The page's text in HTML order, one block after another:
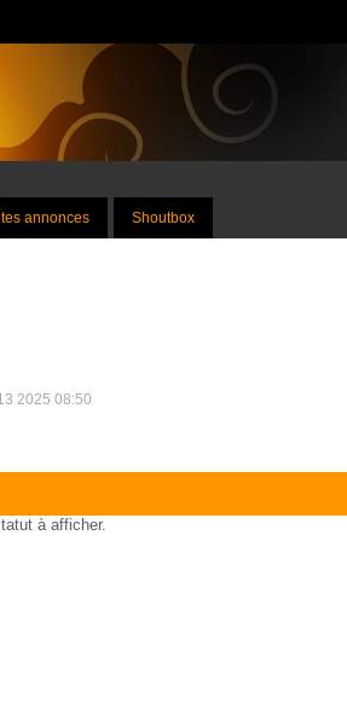
annonces Shoutbox
2025 08:50
à afficher.